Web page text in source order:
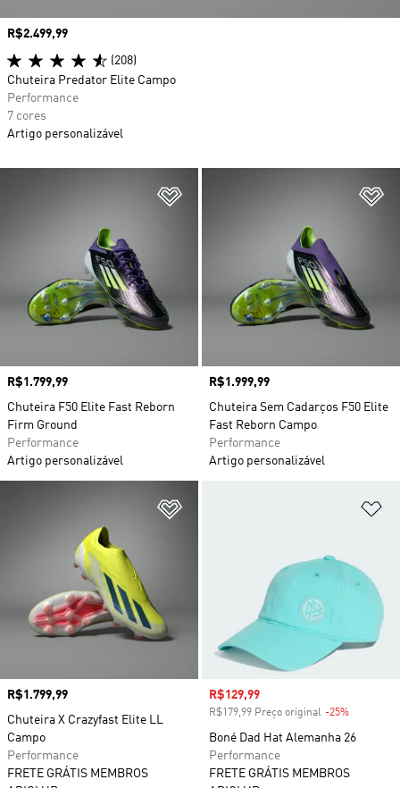
Adicionar à Lista de Desejos
Preço
R$1.799,99
Chuteira F50 Elite Fast Reborn
Firm Ground
Performance
Artigo personalizável
Preço
R$1.999,99
Chuteira Sem Cadarços F50 Elite
Fast Reborn Campo
Performance
Artigo personalizável
Preço
R$1.799,99
Chuteira X Crazyfast Elite LL
Campo
Performance
FRETE GRÁTIS MEMBROS
Preço com desconto
R$129,99
R$179,99 Preço original -25%
Boné Dad Hat Alemanha 26
Performance
FRETE GRÁTIS MEMBROS
Preço
R$2.499,99
(208)
Chuteira Predator Elite Campo
Performance
7 cores
Artigo personalizável